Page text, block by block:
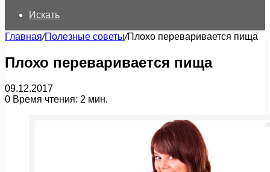
Искать
Главная/Полезные советы/Плохо переваривается пища
Плохо переваривается пища
09.12.2017
0 Время чтения: 2 мин.